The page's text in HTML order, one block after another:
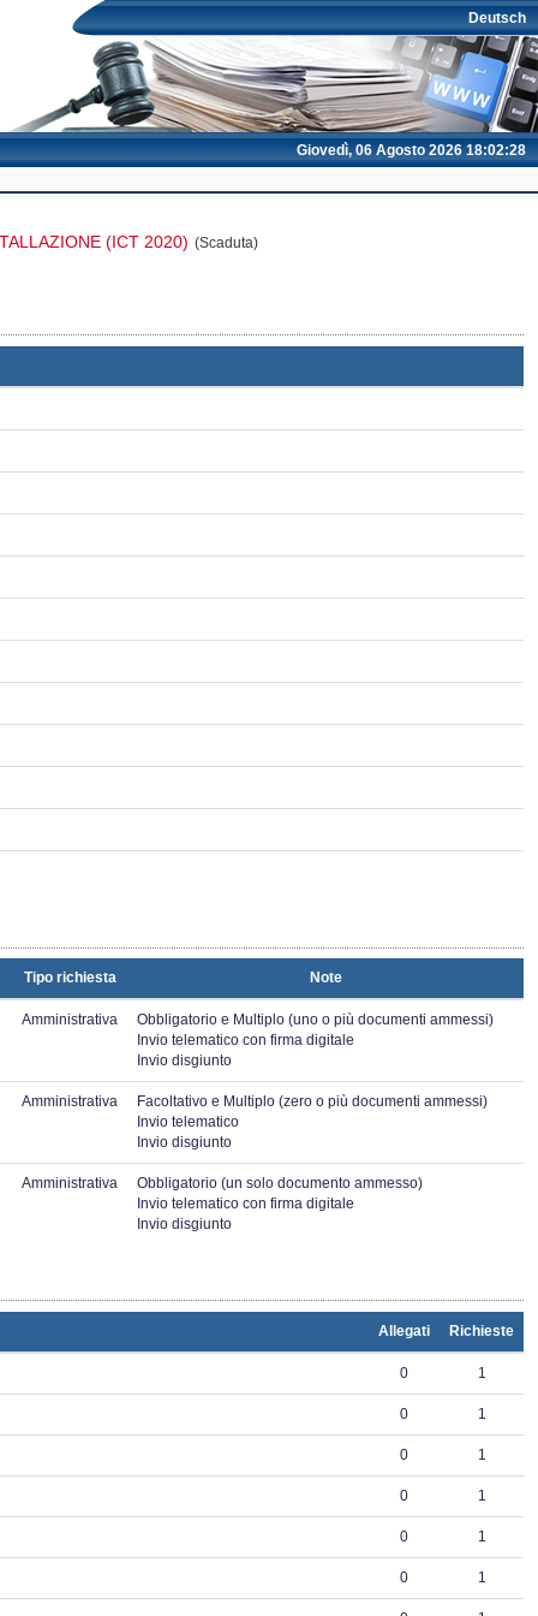
Deutsch
Giovedì, 06 Agosto 2026 18:02:29
(ICT 2020) (Scaduta)
Tipo richiesta Note
Amministrativa
Obbligatorio e Multiplo (uno o più documenti ammessi)
Invio telematico con firma digitale
Invio disgiunto
Amministrativa
Facoltativo e Multiplo (zero o più documenti ammessi)
Invio telematico
Invio disgiunto
Amministrativa
Obbligatorio (un solo documento ammesso)
Invio telematico con firma digitale
Invio disgiunto
Allegati Richieste
0 1
0 1
0 1
0 1
0 1
0 1